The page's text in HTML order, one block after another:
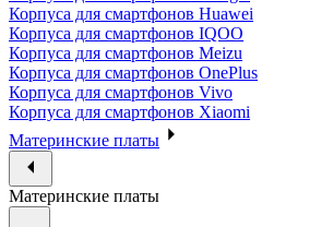
Корпуса для смартфонов Huawei
Корпуса для смартфонов IQOO
Корпуса для смартфонов Meizu
Корпуса для смартфонов OnePlus
Корпуса для смартфонов Vivo
Корпуса для смартфонов Xiaomi
Материнские платы
Материнские платы